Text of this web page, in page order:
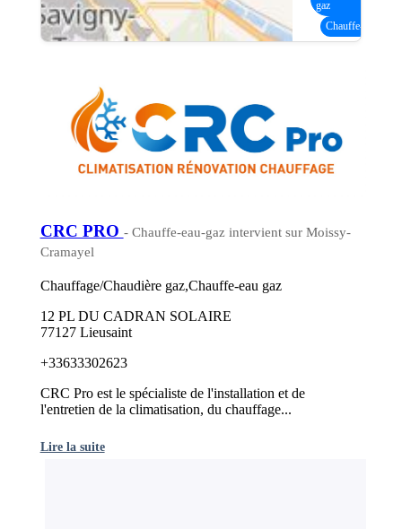
gaz
Chauffe-eau gaz
CRC PRO - Chauffe-eau-gaz intervient sur Moissy-
Cramayel
Chauffage/Chaudière gaz,Chauffe-eau gaz
12 PL DU CADRAN SOLAIRE
77127 Lieusaint
+33633302623
CRC Pro est le spécialiste de l'installation et de
l'entretien de la climatisation, du chauffage...
Lire la suite